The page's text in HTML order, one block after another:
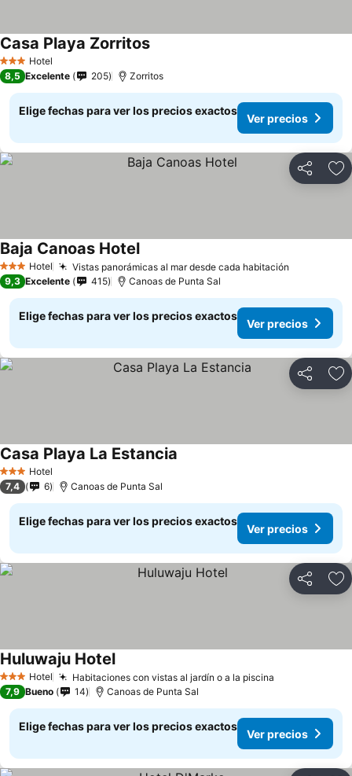
3 Estrellas
Hotel
Casa Playa Zorritos
8,5 Excelente 205 Zorritos
Elige fechas para ver los precios exactos
Ver precios
Compartir
3 Estrellas
Hotel Vistas panorámicas al mar desde cada habitación
Baja Canoas Hotel
9,3 Excelente 415 Canoas de Punta Sal
Elige fechas para ver los precios exactos
Ver precios
Compartir
3 Estrellas
Hotel
Casa Playa La Estancia
7,4 6 Canoas de Punta Sal
Elige fechas para ver los precios exactos
Ver precios
Compartir
3 Estrellas
Hotel Habitaciones con vistas al jardín o a la piscina
Huluwaju Hotel
7,9 Bueno 14 Canoas de Punta Sal
Elige fechas para ver los precios exactos
Ver precios